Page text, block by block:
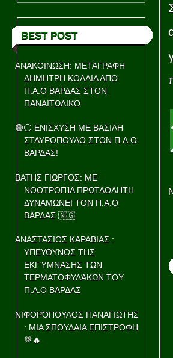
BEST POST
ΑΝΑΚΟΙΝΩΣΗ: ΜΕΤΑΓΡΑΦΗ
ΔΗΜΗΤΡΗ ΚΟΛΛΙΑ ΑΠΟ
Π.Α.Ο ΒΑΡΔΑΣ ΣΤΟΝ
ΠΑΝΑΙΤΩΛΙΚΌ
🟢⚪ ΕΝΙΣΧΥΣΗ ΜΕ ΒΑΣΙΛΗ
ΣΤΑΥΡΟΠΟΥΛΟ ΣΤΟΝ Π.Α.Ο.
ΒΑΡΔΑΣ!
ΒΑΤΗΣ ΓΙΩΡΓΟΣ: ΜΕ
ΝΟΟΤΡΟΠΊΑ ΠΡΩΤΑΘΛΗΤΗ
ΔΥΝΑΜΩΝΕΙ ΤΟΝ Π.Α.Ο
ΒΑΡΔΑΣ 🇳🇬
ΑΝΑΣΤΑΣΙΟΣ ΚΑΡΑΒΙΑΣ :
ΥΠΕΥΘΥΝΟΣ ΤΗΣ
ΕΚΓΎΜΝΑΣΗΣ ΤΩΝ
ΤΕΡΜΑΤΟΦΥΛΆΚΩΝ ΤΟΥ
Π.Α.Ο ΒΑΡΔΑΣ
ΝΙΦΟΡΌΠΟΥΛΟΣ ΠΑΝΑΓΙΩΤΗΣ
: ΜΙΑ ΣΠΟΥΔΑΙΑ ΕΠΙΣΤΡΟΦΗ
💚🔥